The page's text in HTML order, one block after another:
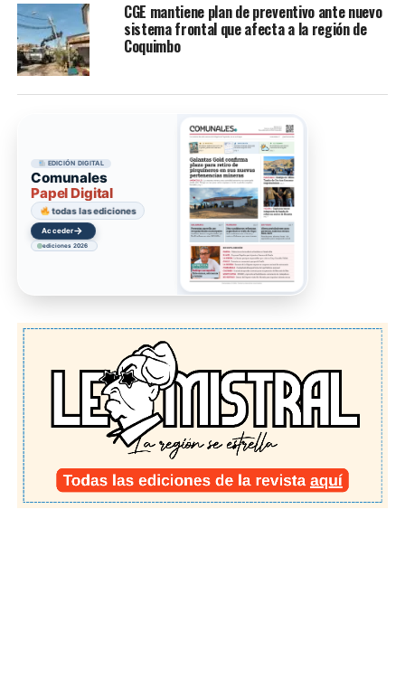
CGE mantiene plan de preventivo ante nuevo
sistema frontal que afecta a la región de
Coquimbo
EDICIÓN DIGITAL
Comunales
Papel Digital
todas las ediciones
Acceder→
ediciones 2026